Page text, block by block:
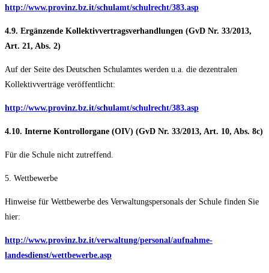
http://www.provinz.bz.it/schulamt/schulrecht/383.asp
4.9. Ergänzende Kollektivvertragsverhandlungen (GvD Nr. 33/2013,
Art. 21, Abs. 2)
Auf der Seite des Deutschen Schulamtes werden u.a. die dezentralen
Kollektivverträge veröffentlicht:
http://www.provinz.bz.it/schulamt/schulrecht/383.asp
4.10. Interne Kontrollorgane (OIV) (GvD Nr. 33/2013, Art. 10, Abs. 8c)
Für die Schule nicht zutreffend.
5. Wettbewerbe
Hinweise für Wettbewerbe des Verwaltungspersonals der Schule finden Sie
hier:
http://www.provinz.bz.it/verwaltung/personal/aufnahme-
landesdienst/wettbewerbe.asp